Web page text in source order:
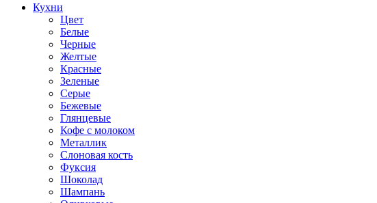
Кухни
Цвет
Белые
Черные
Желтые
Красные
Зеленые
Серые
Бежевые
Глянцевые
Кофе с молоком
Металлик
Слоновая кость
Фуксия
Шоколад
Шампань